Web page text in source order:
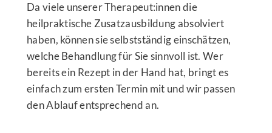
Da viele unserer Therapeut:innen die
heilpraktische Zusatzausbildung absolviert
haben, können sie selbstständig einschätzen,
welche Behandlung für Sie sinnvoll ist. Wer
bereits ein Rezept in der Hand hat, bringt es
einfach zum ersten Termin mit und wir passen
den Ablauf entsprechend an.